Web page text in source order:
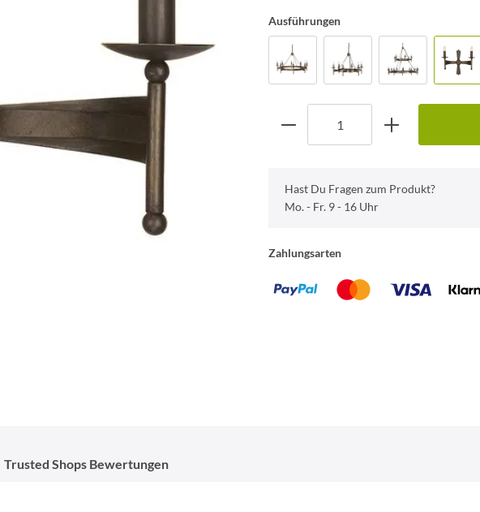
Ausführungen
Hast Du Fragen zum Produkt?
Mo. - Fr. 9 - 16 Uhr
Zahlungsarten
Trusted Shops Bewertungen